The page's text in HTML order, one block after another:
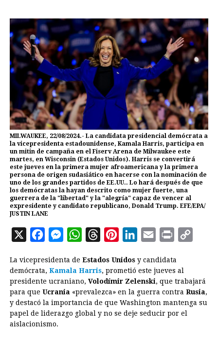
MILWAUKEE, 22/08/2024.- La candidata presidencial demócrata a
la vicepresidenta estadounidense, Kamala Harris, participa en
un mitin de campaña en el Fiserv Arena de Milwaukee este
martes, en Wisconsin (Estados Unidos). Harris se convertirá
este jueves en la primera mujer afroamericana y la primera
persona de origen sudasiático en hacerse con la nominación de
uno de los grandes partidos de EE.UU.. Lo hará después de que
los demócratas la hayan descrito como mujer fuerte, una
guerrera de la "libertad" y la "alegría" capaz de vencer al
expresidente y candidato republicano, Donald Trump. EFE/EPA/
JUSTIN LANE
X
c
e
b
o
o
M
s
s
e
n
W
a
t
s
A
r
e
a
d
n
t
e
r
n
k
e
d
a
l
i
n
t
y
L
i
La vicepresidenta de Estados Unidos y candidata
demócrata, Kamala Harris, prometió este jueves al
presidente ucraniano, Volodímir Zelenski, que trabajará
para que Ucrania «prevalezca» en la guerra contra Rusia,
y destacó la importancia de que Washington mantenga su
papel de liderazgo global y no se deje seducir por el
aislacionismo.